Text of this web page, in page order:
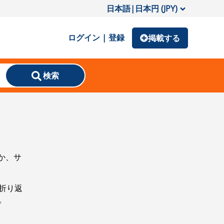
日本語| 日本円 (JPY)
ログイン | 登録 掲載する
検索
、サ
り返